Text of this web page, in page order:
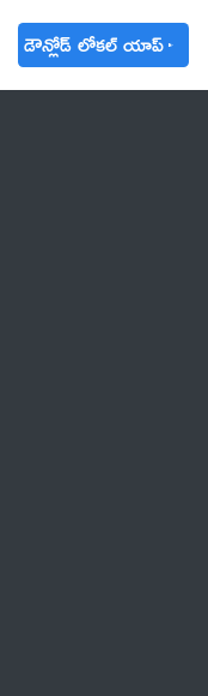
డౌన్లోడ్ లోకల్ యాప్